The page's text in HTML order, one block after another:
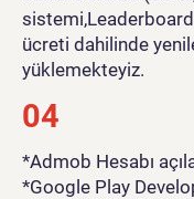
ücreti dahilinde
yüklemekteyiz.
04
*Admob Hesabı
*Google Play